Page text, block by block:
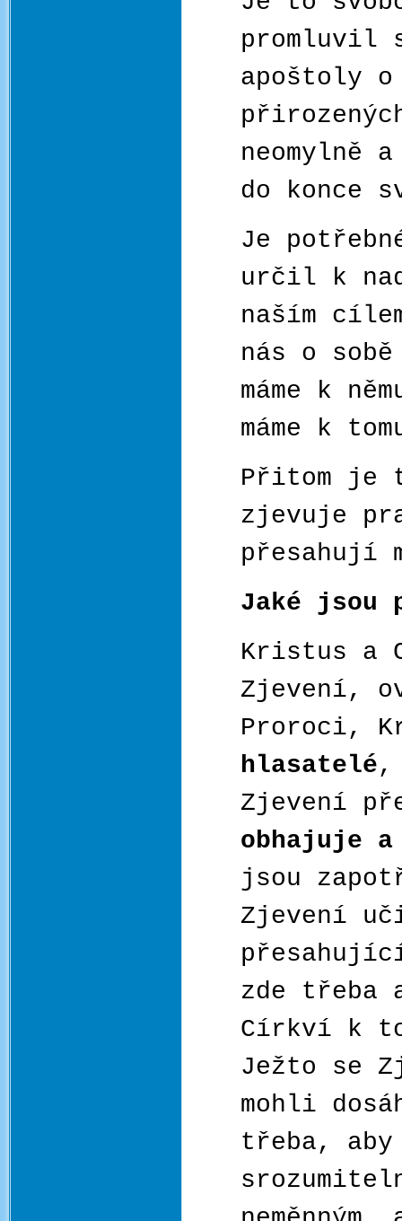
promluvil
apoštoly
neomylně
do konce
Je
určil k
naším
nás o
máme k
máme k
Přitom je
zjevuje
přesahují
Jaké jsou
Kristus a
Zjevení,
Proroci,
hlasatelé,
Zjevení
obhajuje
jsou
Zjevení
zde třeba
Církví k
Ježto se
mohli
třeba, aby